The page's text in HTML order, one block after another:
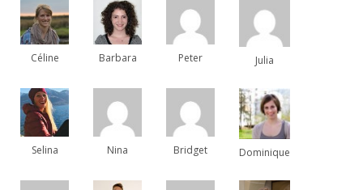
Céline Barbara Peter Julia
Selina Nina Bridget Dominique